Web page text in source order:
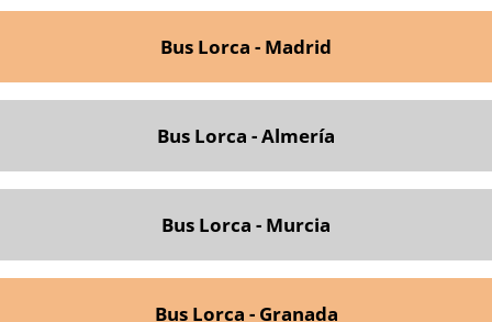
Bus Lorca - Madrid
Bus Lorca - Almería
Bus Lorca - Murcia
Bus Lorca - Granada